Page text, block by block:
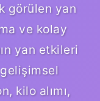
görülen yan
ve kolay
yan etkileri
gelişimsel
kilo alımı,